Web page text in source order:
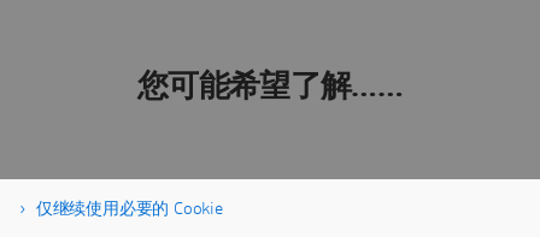
您可能希望了解……
仅继续使用必要的 Cookie